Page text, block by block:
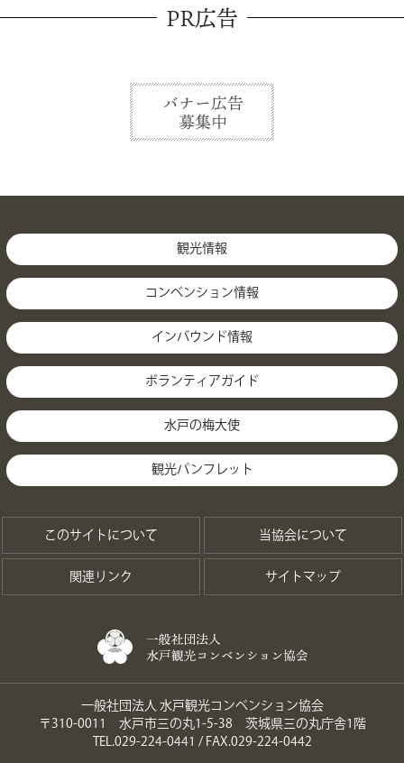
PR広告
観光情報
コンベンション情報
インバウンド情報
ボランティアガイド
水戸の梅大使
観光パンフレット
このサイトについて 当協会について
関連リンク サイトマップ
一般社団法人 水戸観光コンベンション協会
〒310-0011 水戸市三の丸1-5-38 茨城県三の丸庁舎1階
TEL.029-224-0441 / FAX.029-224-0442